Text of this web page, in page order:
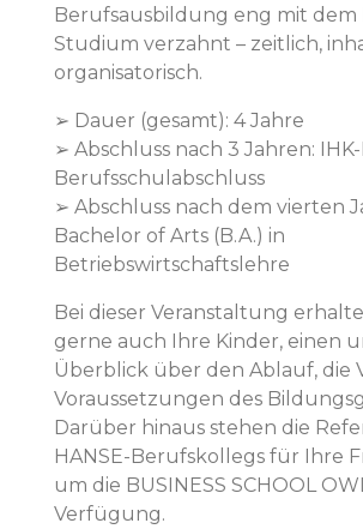
Berufsausbildung eng mit dem
Studium verzahnt – zeitlich,
organisatorisch.
➢ Dauer (gesamt): 4 Jahre
➢ Abschluss nach 3 Jahren:
Berufsschulabschluss
➢ Abschluss nach dem vierten
Bachelor of Arts (B.A.) in
Betriebswirtschaftslehre
Bei dieser Veranstaltung
gerne auch Ihre Kinder, einen
Überblick über den Ablauf, die
Voraussetzungen des
Darüber hinaus stehen die
HANSE-Berufskollegs für Ihre
um die BUSINESS SCHOOL
Verfügung.